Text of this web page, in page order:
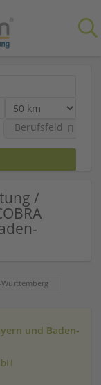
Berufsfeld
/
und Baden-